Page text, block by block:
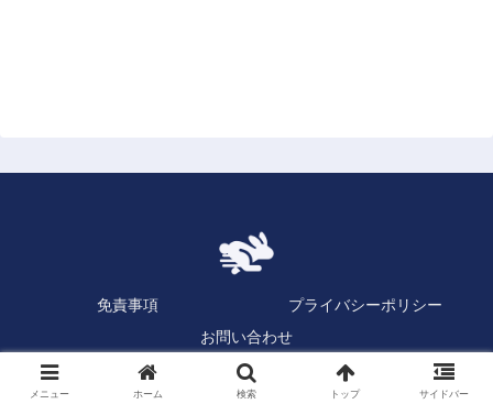
免責事項
プライバシーポリシー
お問い合わせ
Copyright © 2023 逆日歩速報.com All Rights Reserved.
メニュー ホーム 検索 トップ サイドバー